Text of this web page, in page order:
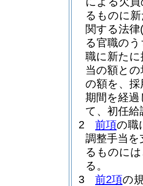
るものに
関する法律
る官職の
職に新た
当の額と
の額を、
期間を経
て、初任
2
前項の職
調整手当
るものに
る。
3
前2項の